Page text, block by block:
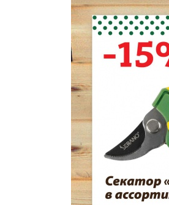
Мицелий грибов
Товары для дома
Теплицы и укрывной
Луковичные и клубни